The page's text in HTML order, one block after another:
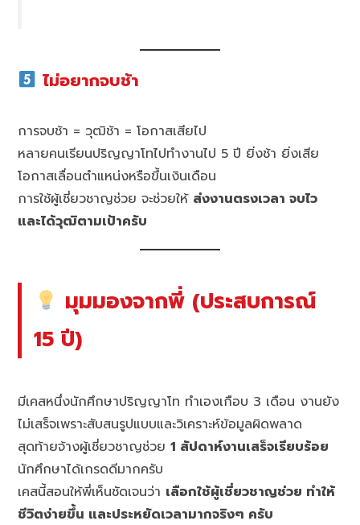
ไม่อยากจบช้า
การจบช้า = วุฒิช้า = โอกาสเสียไป
หลายคนเรียนปริญญาโทไปทำงานไป 5 ปี ยิ่งช้า ยิ่งเสีย
โอกาสเลื่อนตำแหน่งหรือขึ้นเงินเดือน
การใช้ผู้เชี่ยวชาญช่วย จะช่วยให้ ส่งงานตรงเวลา จบไว
และได้วุฒิตามเป้าครับ
มุมมองจากพี่ (ประสบการณ์
15 ปี)
มีเคสหนึ่งนักศึกษาปริญญาโท ทำเองเกือบ 3 เดือน งานยัง
ไม่เสร็จเพราะสับสนรูปแบบและวิเคราะห์ข้อมูลผิดพลาด
สุดท้ายจ้างผู้เชี่ยวชาญช่วย1 สัปดาห์งานเสร็จเรียบร้อย
นักศึกษาได้เกรดดีมากครับ
เคสนี้สอนให้พี่เห็นชัดเจนว่า เลือกใช้ผู้เชี่ยวชาญช่วย ทำให้
ชีวิตง่ายขึ้น และประหยัดเวลามากจริงๆ ครับ